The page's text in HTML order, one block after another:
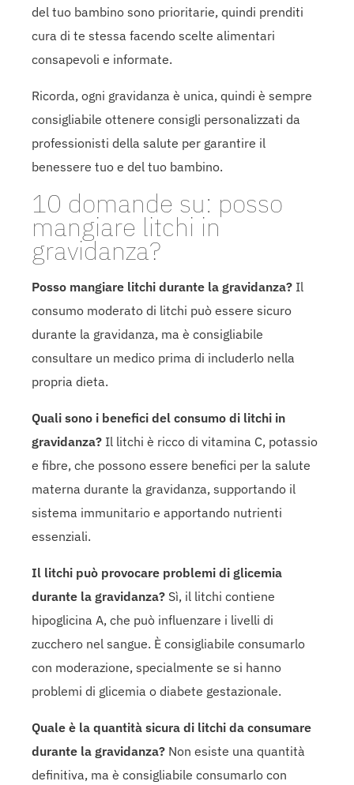
del tuo bambino sono prioritarie, quindi prenditi
cura di te stessa facendo scelte alimentari
consapevoli e informate.
Ricorda, ogni gravidanza è unica, quindi è sempre
consigliabile ottenere consigli personalizzati da
professionisti della salute per garantire il
benessere tuo e del tuo bambino.
10 domande su: posso
mangiare litchi in
gravidanza?
Posso mangiare litchi durante la gravidanza? Il
consumo moderato di litchi può essere sicuro
durante la gravidanza, ma è consigliabile
consultare un medico prima di includerlo nella
propria dieta.
Quali sono i benefici del consumo di litchi in
gravidanza? Il litchi è ricco di vitamina C, potassio
e fibre, che possono essere benefici per la salute
materna durante la gravidanza, supportando il
sistema immunitario e apportando nutrienti
essenziali.
Il litchi può provocare problemi di glicemia
durante la gravidanza? Sì, il litchi contiene
hipoglicina A, che può influenzare i livelli di
zucchero nel sangue. È consigliabile consumarlo
con moderazione, specialmente se si hanno
problemi di glicemia o diabete gestazionale.
Quale è la quantità sicura di litchi da consumare
durante la gravidanza? Non esiste una quantità
definitiva, ma è consigliabile consumarlo con